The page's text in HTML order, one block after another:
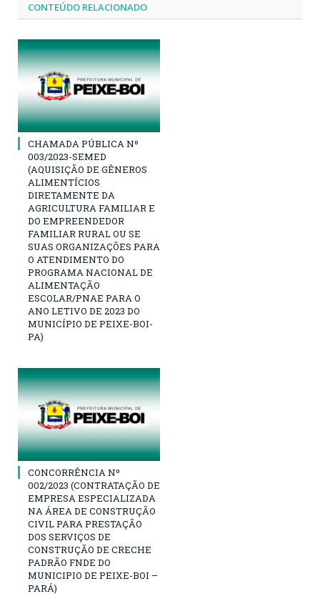
CONTEÚDO RELACIONADO
CHAMADA PÚBLICA Nº
003/2023-SEMED
(AQUISIÇÃO DE GÊNEROS
ALIMENTÍCIOS
DIRETAMENTE DA
AGRICULTURA FAMILIAR E
DO EMPREENDEDOR
FAMILIAR RURAL OU SE
SUAS ORGANIZAÇÕES PARA
O ATENDIMENTO DO
PROGRAMA NACIONAL DE
ALIMENTAÇÃO
ESCOLAR/PNAE PARA O
ANO LETIVO DE 2023 DO
MUNICÍPIO DE PEIXE-BOI-
PA)
CONCORRÊNCIA Nº
002/2023 (CONTRATAÇÃO DE
EMPRESA ESPECIALIZADA
NA ÁREA DE CONSTRUÇÃO
CIVIL PARA PRESTAÇÃO
DOS SERVIÇOS DE
CONSTRUÇÃO DE CRECHE
PADRÃO FNDE DO
MUNICIPIO DE PEIXE-BOI –
PARÁ)